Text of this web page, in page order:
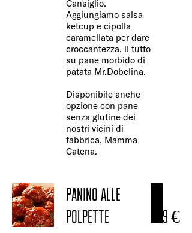
Cansiglio.
Aggiungiamo salsa
ketcup e cipolla
caramellata per dare
croccantezza, il tutto
su pane morbido di
patata Mr.Dobelina.
Disponibile anche
opzione con pane
senza glutine dei
nostri vicini di
fabbrica, Mamma
PANINO ALLE
POLPETTE
9 €